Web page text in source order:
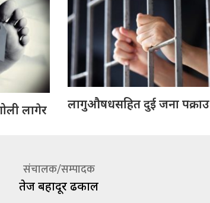
लागेर
लागुऔषधसहित दुई जना पक्राउ
संचालक/सम्पादक
तेज बहादूर ढकाल